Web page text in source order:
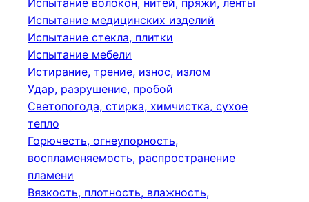
Испытание волокон, нитей, пряжи, ленты
Испытание медицинских изделий
Испытание стекла, плитки
Испытание мебели
Истирание, трение, износ, излом
Удар, разрушение, пробой
Светопогода, стирка, химчистка, сухое
тепло
Горючесть, огнеупорность,
воспламеняемость, распространение
пламени
Вязкость, плотность, влажность,